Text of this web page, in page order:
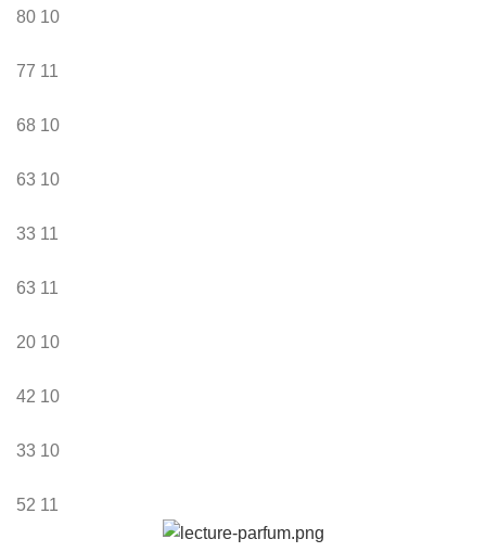
80 10
77 11
68 10
63 10
33 11
63 11
20 10
42 10
33 10
52 11